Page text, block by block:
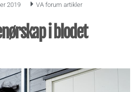
2019 VA forum artikler
i blodet